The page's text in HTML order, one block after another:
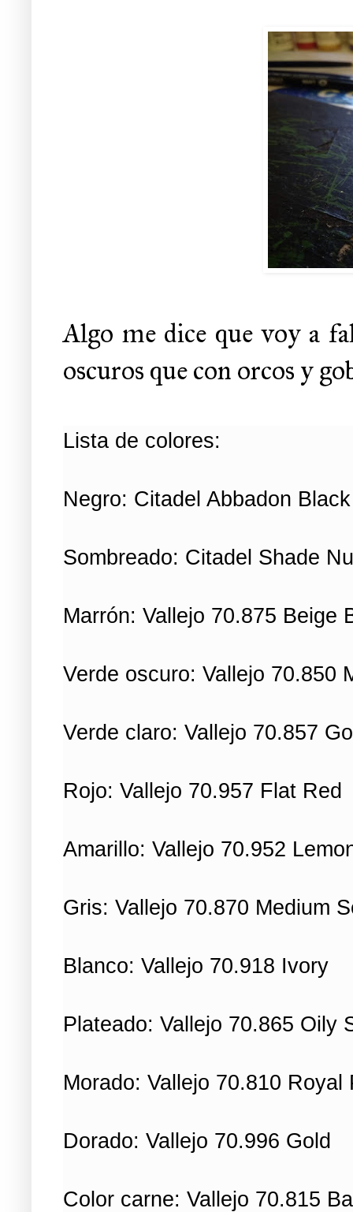
Algo me dice que voy a
oscuros que con orcos y
Lista de colores:
Negro: Citadel Abbadon Black
Sombreado: Citadel Shade
Marrón: Vallejo 70.875 Beige
Verde oscuro: Vallejo 70.850
Verde claro: Vallejo 70.857
Rojo: Vallejo 70.957 Flat Red
Amarillo: Vallejo 70.952
Gris: Vallejo 70.870 Medium
Blanco: Vallejo 70.918 Ivory
Plateado: Vallejo 70.865 Oily
Morado: Vallejo 70.810 Royal
Dorado: Vallejo 70.996 Gold
Color carne: Vallejo 70.815